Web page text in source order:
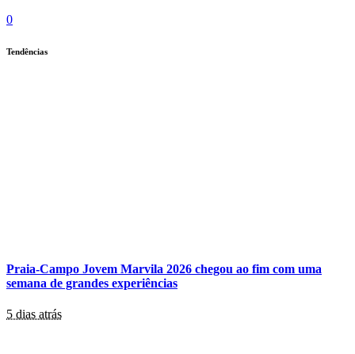
0
Tendências
Praia-Campo Jovem Marvila 2026 chegou ao fim com uma
semana de grandes experiências
5 dias atrás